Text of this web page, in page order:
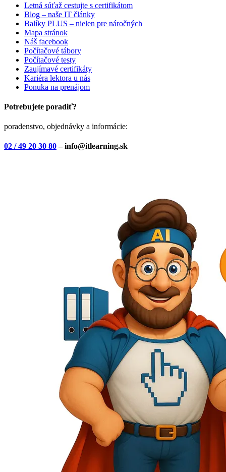
Letná súťaž cestujte s certifikátom
Blog – naše IT články
Balíky PLUS – nielen pre náročných
Mapa stránok
Náš facebook
Počítačové tábory
Počítačové testy
Zaujímavé certifikáty
Kariéra lektora u nás
Ponuka na prenájom
Potrebujete poradiť?
poradenstvo, objednávky a informácie:
02 / 49 20 30 80– info@itlearning.sk